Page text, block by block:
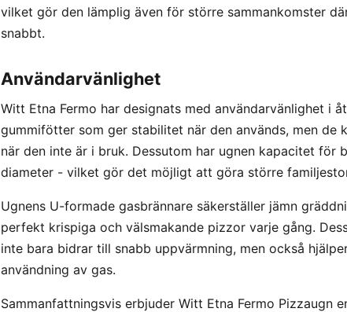
vilket gör den lämplig även för större sammankomster
snabbt.
Användarvänlighet
Witt Etna Fermo har designats med användarvänlighet i
gummifötter som ger stabilitet när den används, men de
när den inte är i bruk. Dessutom har ugnen kapacitet för
diameter - vilket gör det möjligt att göra större
Ugnens U-formade gasbrännare säkerställer jämn
perfekt krispiga och välsmakande pizzor varje gång.
inte bara bidrar till snabb uppvärmning, men också
användning av gas.
Sammanfattningsvis erbjuder Witt Etna Fermo Pizzaugn